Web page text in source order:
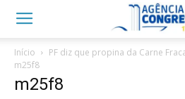
Início
PF diz que propina da Carne
m25f8
m25f8